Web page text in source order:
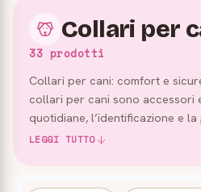
Collari per
33 prodotti
Collari per cani: comfort e
collari per cani sono accessori
quotidiane, l’identificazione e
quattro zampe. In questa
LEGGI TUTTO